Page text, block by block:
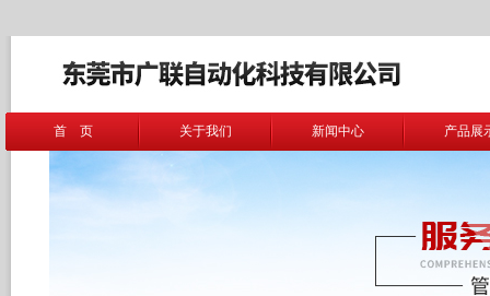
首 页 关于我们 新闻中心 产品展